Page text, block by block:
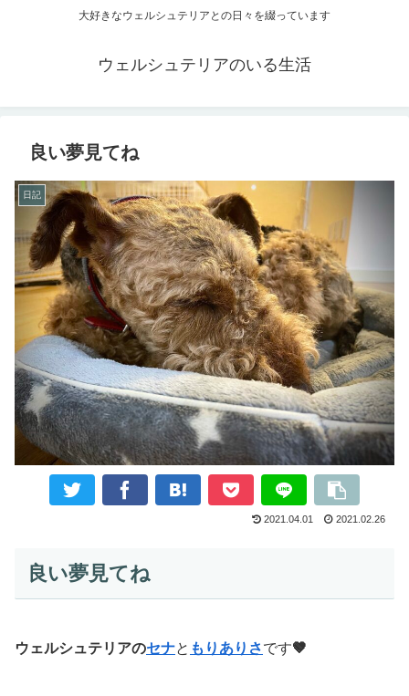
大好きなウェルシュテリアとの日々を綴っています
ウェルシュテリアのいる生活
良い夢見てね
日記
2021.04.01 2021.02.26
良い夢見てね
ウェルシュテリアのセナと もりありさです🤎